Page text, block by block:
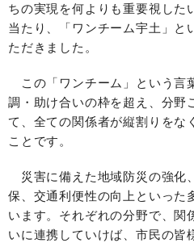
ちの実現を何よりも重要視した
当たり、「ワンチーム宇土」と
ただきました。
この「ワンチーム」という言
調・助け合いの枠を超え、分野
て、全ての関係者が縦割りをな
ことです。
災害に備えた地域防災の強化
保、交通利便性の向上といった
います。それぞれの分野で、関
いに連携していけば、市民の皆